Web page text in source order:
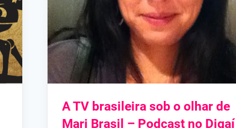
A TV brasileira sob o olhar de
Mari Brasil – Podcast no Digaí